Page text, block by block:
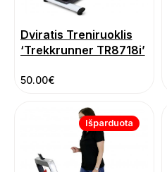
Dviratis Treniruoklis
‘Trekkrunner TR8718i’
50.00€
Išparduota